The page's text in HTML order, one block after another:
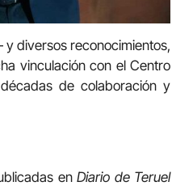
diversos reconocimientos,
vinculación con el Centro
de colaboración y
enDiario de Teruel